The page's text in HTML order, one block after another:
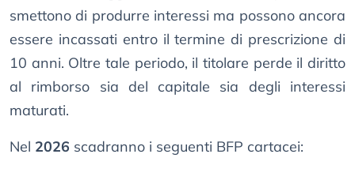
smettono di produrre interessi ma possono ancora
essere incassati entro il termine di prescrizione di
10 anni. Oltre tale periodo, il titolare perde il diritto
al rimborso sia del capitale sia degli interessi
maturati.
Nel 2026 scadranno i seguenti BFP cartacei: